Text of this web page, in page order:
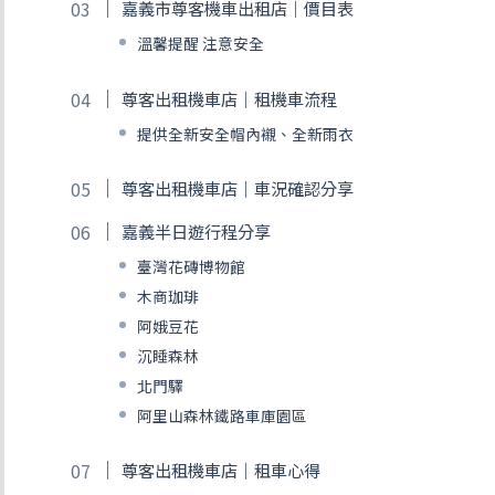
嘉義市尊客機車出租店｜價目表
溫馨提醒 注意安全
尊客出租機車店｜租機車流程
提供全新安全帽內襯、全新雨衣
尊客出租機車店｜車況確認分享
嘉義半日遊行程分享
臺灣花磚博物館
木商珈琲
阿娥豆花
沉睡森林
北門驛
阿里山森林鐵路車庫園區
尊客出租機車店｜租車心得